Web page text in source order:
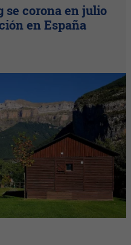
se corona en julio
en España